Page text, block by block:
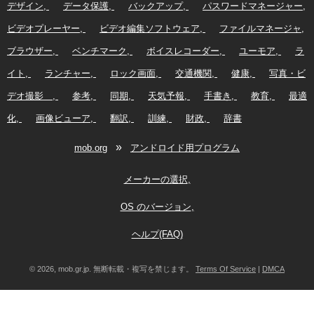
デザイン データ保護 バックアップ パスワードマネージャー
ビデオプレーヤー ビデオ編集ソフトウェア ファイルマネージャ
ブラウザー ベンチマーク ボイスレコーダー ユーモア ラ
イト ランチャー ロック画面 交通機関 健康 写真・ビ
デオ撮影 参考 同期 天気予報 手書き 教育 最適
化 画像ビューア 翻訳 訓練 財政 辞書
mob.org » アンドロイド用プログラム
メーカーの選択
OS のバージョン
ヘルプ(FAQ)
© 2026, mob.gr.jp. 無断転載・複写を禁じます。 Terms Of Service DMCA